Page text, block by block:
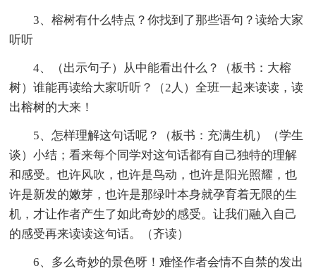
3、榕树有什么特点？你找到了那些语句？读给大家
听听
4、（出示句子）从中能看出什么？（板书：大榕
树）谁能再读给大家听听？（2人）全班一起来读读，读
出榕树的大来！
5、怎样理解这句话呢？（板书：充满生机）（学生
谈）小结；看来每个同学对这句话都有自己独特的理解
和感受。也许风吹，也许是鸟动，也许是阳光照耀，也
许是新发的嫩芽，也许是那绿叶本身就孕育着无限的生
机，才让作者产生了如此奇妙的感受。让我们融入自己
的感受再来读读这句话。（齐读）
6、多么奇妙的景色呀！难怪作者会情不自禁的发出